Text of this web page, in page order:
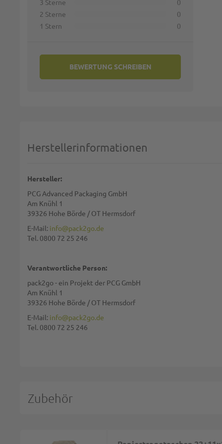
3 Sterne
0
2 Sterne
0
1 Stern
0
BEWERTUNG SCHREIBEN
Herstellerinformationen
Hersteller:
PCG Advanced Packaging GmbH
Am Knühl 1
39326 Hohe Börde / OT Hermsdorf
E-Mail: info@pack2go.de
Tel. 0800 72 25 246
Verantwortliche Person:
pack2go - ein Projekt der PCG GmbH
Am Knühl 1
39326 Hohe Börde / OT Hermsdorf
E-Mail: info@pack2go.de
Tel. 0800 72 25 246
Zubehör